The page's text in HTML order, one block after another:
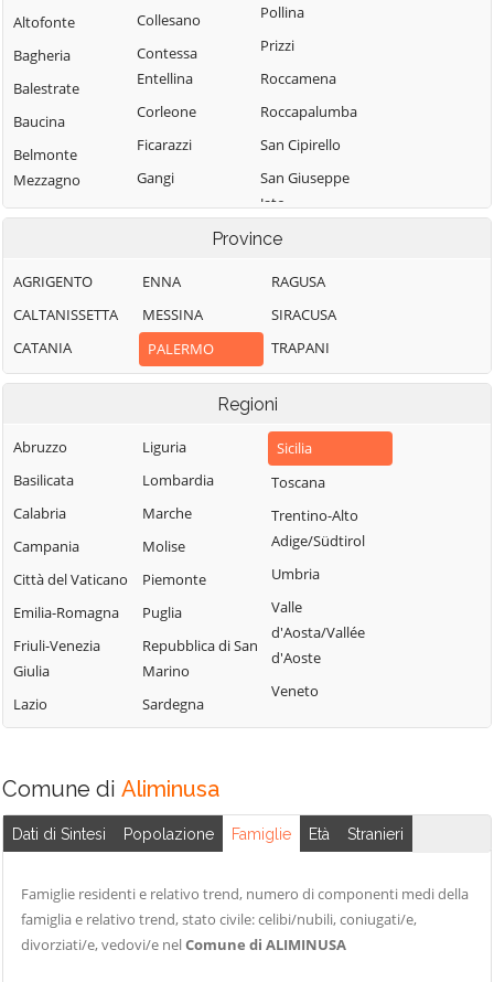
Altofonte
Bagheria
Balestrate
Baucina
Belmonte
Mezzagno
Bisacquino
Bolognetta
Bompietro
Borgetto
Caccamo
Campofelice di
Fitalia
Campofelice di
Campofiorito
Carini
Castelbuono
Casteldaccia
Castronovo di
Sicilia
Cefalà Diana
Cefalù
Collesano
Contessa
Entellina
Corleone
Ficarazzi
Gangi
Geraci Siculo
Giuliana
Godrano
Gratteri
Isnello
Montelepre
Montemaggiore
Belsito
Palermo
Partinico
Petralia Soprana
Pollina
Prizzi
Roccamena
Roccapalumba
San Cipirello
San Giuseppe
Jato
San Mauro
Gela
Santa Flavia
Sciara
Sclafani Bagni
Termini Imerese
Terrasini
Torretta
Trabia
Trappeto
Ustica
Valledolmo
Villafrati
Province
AGRIGENTO
CALTANISSETTA
CATANIA
ENNA
MESSINA
PALERMO
RAGUSA
SIRACUSA
TRAPANI
Regioni
Abruzzo
Basilicata
Calabria
Campania
Città del Vaticano
Emilia-Romagna
Friuli-Venezia
Giulia
Lazio
Liguria
Lombardia
Marche
Molise
Piemonte
Puglia
Repubblica di San
Marino
Sardegna
Sicilia
Toscana
Trentino-Alto
Adige/Südtirol
Umbria
Valle
d'Aosta/Vallée
d'Aoste
Veneto
Comune di Aliminusa
Dati di Sintesi Popolazione Famiglie Età Stranieri
Famiglie residenti e relativo trend, numero di componenti medi della
famiglia e relativo trend, stato civile: celibi/nubili, coniugati/e,
divorziati/e, vedovi/e nelComune di ALIMINUSA